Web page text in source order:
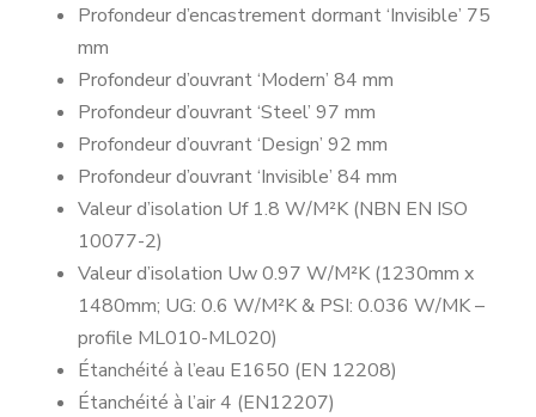
Profondeur d’encastrement dormant ‘Invisible’ 75
mm
Profondeur d’ouvrant ‘Modern’ 84 mm
Profondeur d’ouvrant ‘Steel’ 97 mm
Profondeur d’ouvrant ‘Design’ 92 mm
Profondeur d’ouvrant ‘Invisible’ 84 mm
Valeur d’isolation Uf 1.8 W/M²K (NBN EN ISO
10077-2)
Valeur d’isolation Uw 0.97 W/M²K (1230mm x
1480mm; UG: 0.6 W/M²K & PSI: 0.036 W/MK –
profile ML010-ML020)
Étanchéité à l’eau E1650 (EN 12208)
Étanchéité à l’air 4 (EN12207)